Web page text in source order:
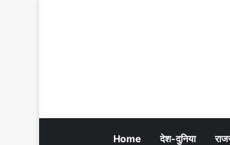
Home देश-दुनिया